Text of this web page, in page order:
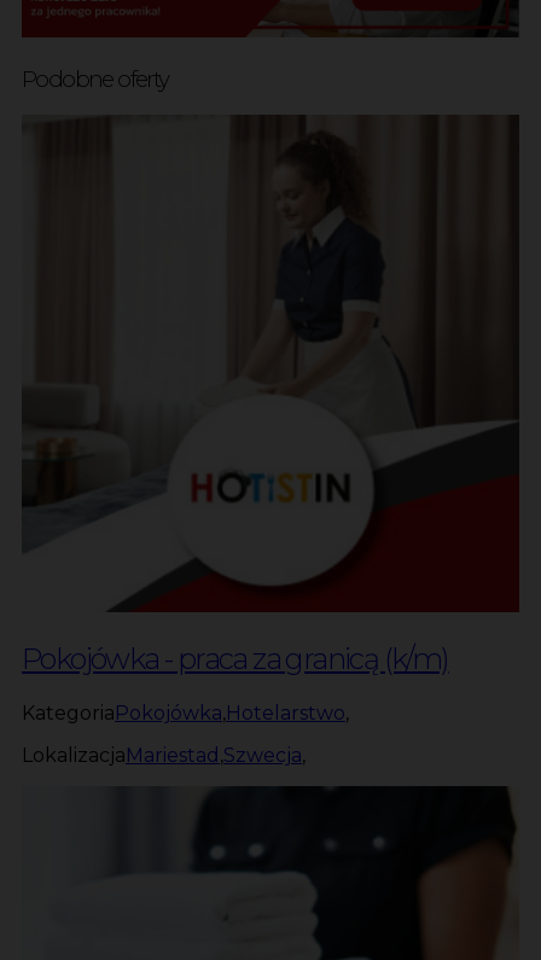
Podobne oferty
Pokojówka - praca za granicą (k/m)
KategoriaPokojówka,Hotelarstwo,
LokalizacjaMariestad ,Szwecja,